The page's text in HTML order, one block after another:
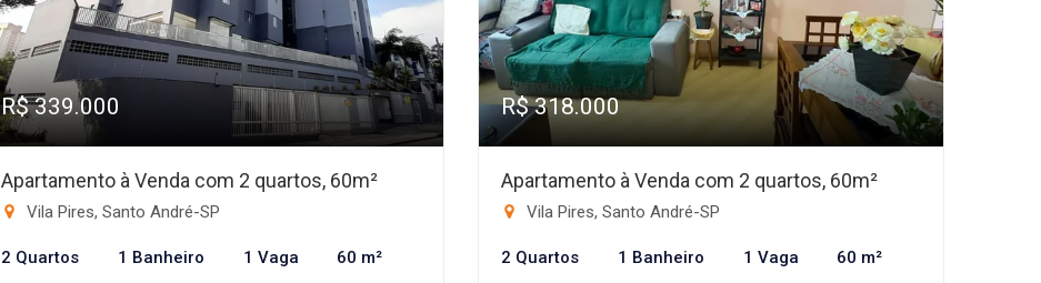
R$ 339.000
Apartamento à Venda com 2 quartos, 60m²
Vila Pires, Santo André-SP
2 Quartos 1 Banheiro 1 Vaga 60 m²
R$ 318.000
Apartamento à Venda com 2 quartos, 60m²
Vila Pires, Santo André-SP
2 Quartos 1 Banheiro 1 Vaga 60 m²